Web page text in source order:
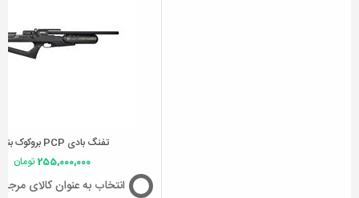
تفنگ بادی PCP بروکوک بنتام
255,000,000تومان
انتخاب به عنوان کالای مرجع